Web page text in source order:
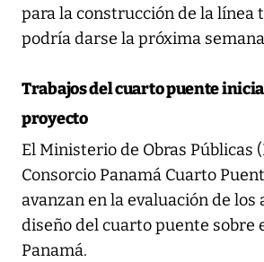
para la construcción de la línea
podría darse la próxima
Trabajos del cuarto puente
proyecto
El Ministerio de Obras Públicas
Consorcio Panamá Cuarto
avanzan en la evaluación de los
diseño del cuarto puente sobre
Panamá.